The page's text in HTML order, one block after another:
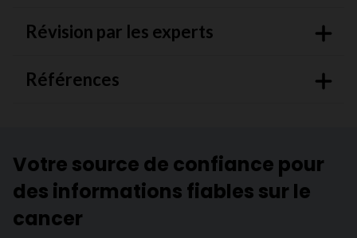
Révision par les experts
Références
Votre source de confiance pour
des informations fiables sur le
cancer